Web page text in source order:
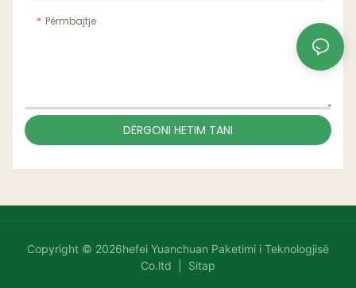
Përmbajtje
DËRGONI HETIM TANI
Copyright © 2026hefei Yuanchuan Paketimi i Teknologjisë
Co.ltd |
Sitap